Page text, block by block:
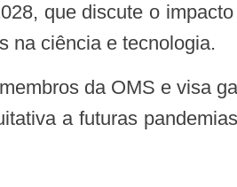
na ciência e tecnologia.
a futuras